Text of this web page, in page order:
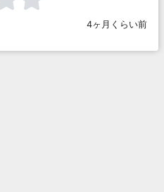
4ヶ月くらい前